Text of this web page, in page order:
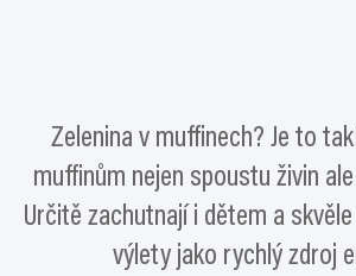
Zelenina v muffinech? Je to
muffinům nejen spoustu živin
Určitě zachutnají i dětem a
výlety jako rychlý zdroj